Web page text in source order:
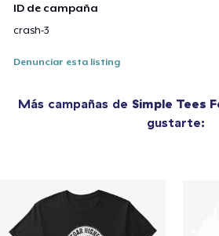
ID de campaña
crash-3
Denunciar esta listing
Más campañas de Simple Tees
gustarte: